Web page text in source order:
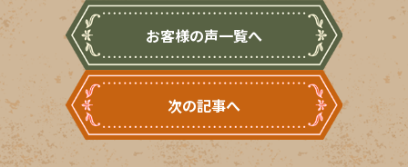
お客様の声一覧へ
次の記事へ